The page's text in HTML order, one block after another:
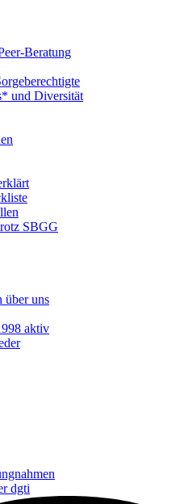
Beratung
und Diversität
SBGG
über uns
aktiv
dgti